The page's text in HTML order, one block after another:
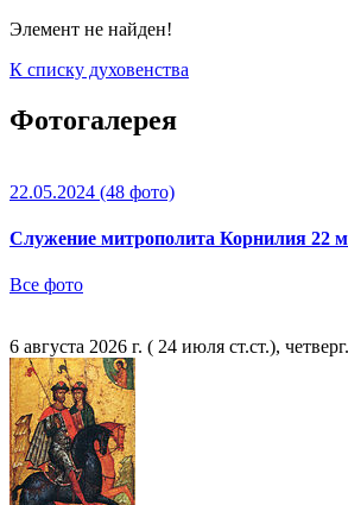
Элемент не найден!
К списку духовенства
Фотогалерея
22.05.2024 (48 фото)
Служение митрополита Корнилия 22
Все фото
6 августа 2026 г. ( 24 июля ст.ст.), четверг.